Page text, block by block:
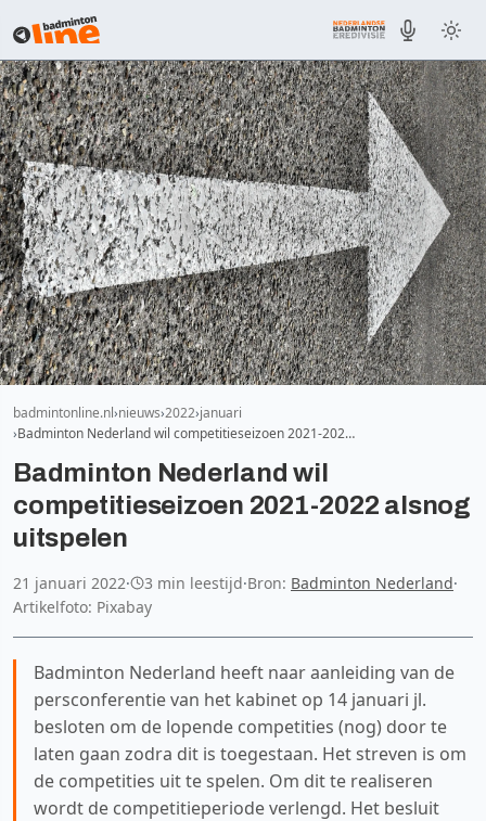
badmintonline.nl nieuws 2022 januari
Badminton Nederland wil competitieseizoen 2021-202…
Badminton Nederland wil
competitieseizoen 2021-2022 alsnog
uitspelen
21 januari 2022· 3 min leestijd·Bron: Badminton Nederland·
Artikelfoto: Pixabay
Badminton Nederland heeft naar aanleiding van de
persconferentie van het kabinet op 14 januari jl.
besloten om de lopende competities (nog) door te
laten gaan zodra dit is toegestaan. Het streven is om
de competities uit te spelen. Om dit te realiseren
wordt de competitieperiode verlengd. Het besluit